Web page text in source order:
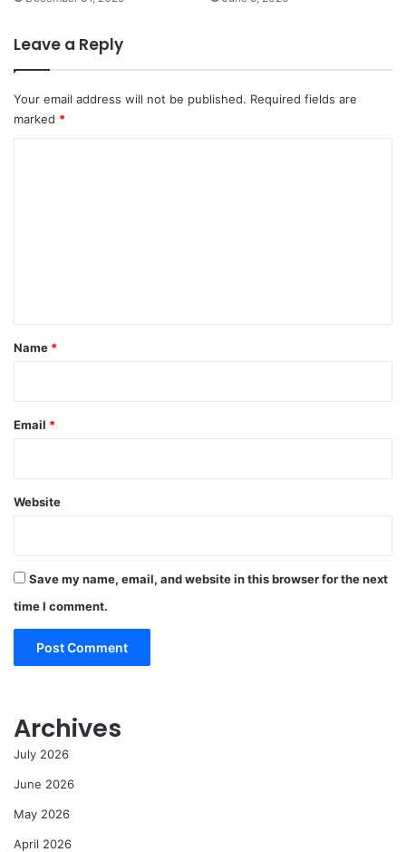
Leave a Reply
Your email address will not be published. Required fields are
marked *
*
Name *
Email *
Website
Save my name, email, and website in this browser for the next
time I comment.
Archives
July 2026
June 2026
May 2026
April 2026